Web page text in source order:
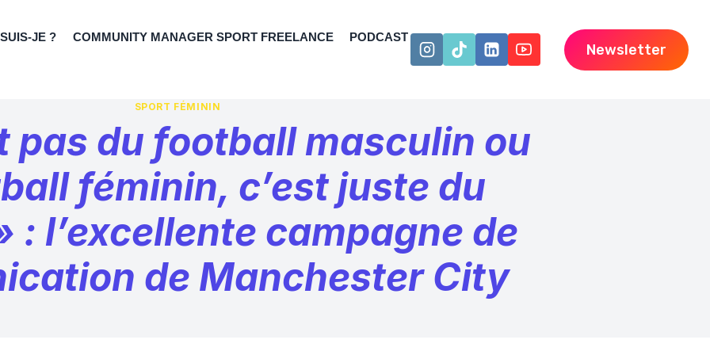
JE ? COMMUNITY MANAGER SPORT FREELANCE
PODCAST
Newsletter
SPORT FÉMININ
pas du football masculin ou
féminin, c’est juste du
: l’excellente campagne de
de Manchester City